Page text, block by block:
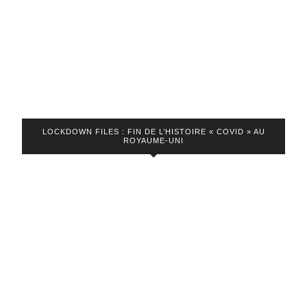
LOCKDOWN FILES : FIN DE L’HISTOIRE « COVID » AU
ROYAUME-UNI